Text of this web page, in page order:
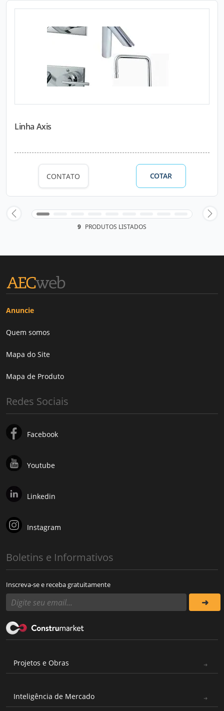
Linha Axis
CONTATO COTAR
9 PRODUTOS LISTADOS
Anuncie
Quem somos
Mapa do Site
Mapa de Produto
Redes Sociais
Facebook
Youtube
Linkedin
Instagram
Boletins e Informativos
Inscreva-se e receba gratuitamente
Projetos e Obras
Inteligência de Mercado